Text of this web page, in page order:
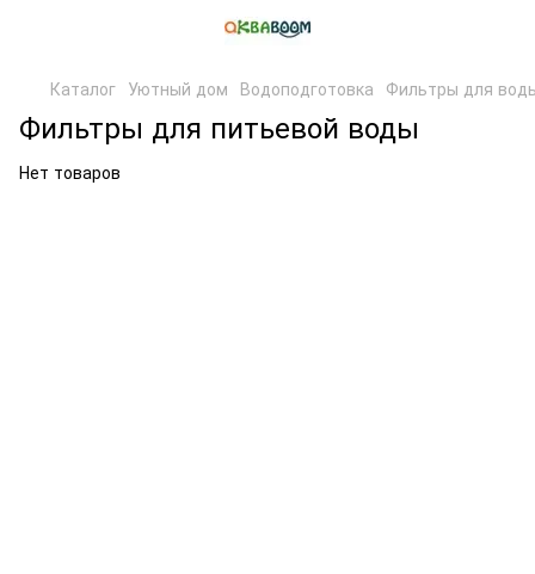
Каталог Уютный дом Водоподготовка Фильтры для
Фильтры для питьевой воды
Нет товаров